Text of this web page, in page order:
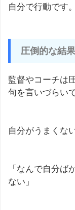
自分で行動です。
圧倒的な結
監督やコーチは
句を言いづらいで
自分がうまくな
「なんで自分ば
ない」